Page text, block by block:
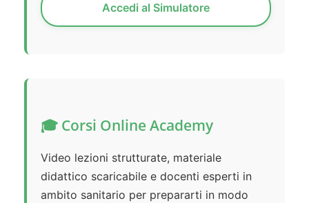
Accedi al Simulatore
🎓 Corsi Online Academy
Video lezioni strutturate, materiale
didattico scaricabile e docenti esperti in
ambito sanitario per prepararti in modo